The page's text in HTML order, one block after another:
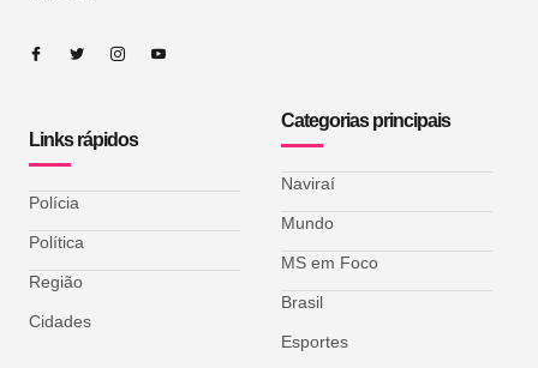
Links rápidos
Polícia
Política
Região
Cidades
Categorias principais
Naviraí
Mundo
MS em Foco
Brasil
Esportes